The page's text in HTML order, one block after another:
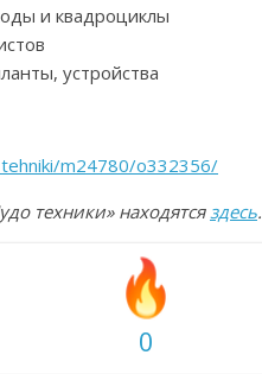
и квадроциклы
устройства
m24780/o332356/
техники» находятсяздесь.
0